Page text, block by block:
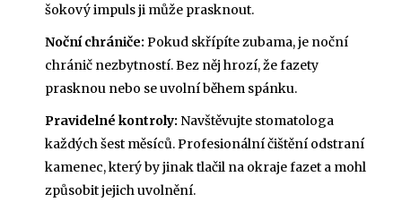
šokový impuls ji může prasknout.
Noční chrániče: Pokud skřípíte zubama, je noční
chránič nezbytností. Bez něj hrozí, že fazety
prasknou nebo se uvolní během spánku.
Pravidelné kontroly: Navštěvujte stomatologa
každých šest měsíců. Profesionální čištění odstraní
kamenec, který by jinak tlačil na okraje fazet a mohl
způsobit jejich uvolnění.